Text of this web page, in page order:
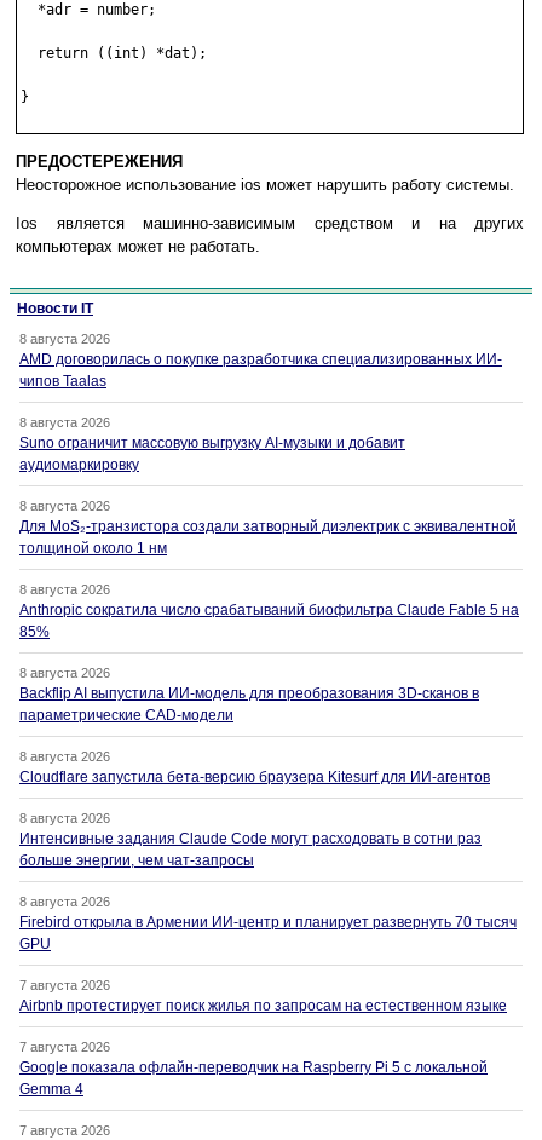
  *adr = number;
  return ((int) *dat);
}
ПРЕДОСТЕРЕЖЕНИЯ
Неосторожное использование ios может нарушить работу системы.
Ios является машинно-зависимым средством и на других
компьютерах может не работать.
Новости IT
8 августа 2026
AMD договорилась о покупке разработчика специализированных ИИ-
чипов Taalas
8 августа 2026
Suno ограничит массовую выгрузку AI-музыки и добавит
аудиомаркировку
8 августа 2026
Для MoS₂-транзистора создали затворный диэлектрик с эквивалентной
толщиной около 1 нм
8 августа 2026
Anthropic сократила число срабатываний биофильтра Claude Fable 5 на
85%
8 августа 2026
Backflip AI выпустила ИИ-модель для преобразования 3D-сканов в
параметрические CAD-модели
8 августа 2026
Cloudflare запустила бета-версию браузера Kitesurf для ИИ-агентов
8 августа 2026
Интенсивные задания Claude Code могут расходовать в сотни раз
больше энергии, чем чат-запросы
8 августа 2026
Firebird открыла в Армении ИИ-центр и планирует развернуть 70 тысяч
GPU
7 августа 2026
Airbnb протестирует поиск жилья по запросам на естественном языке
7 августа 2026
Google показала офлайн-переводчик на Raspberry Pi 5 с локальной
Gemma 4
7 августа 2026